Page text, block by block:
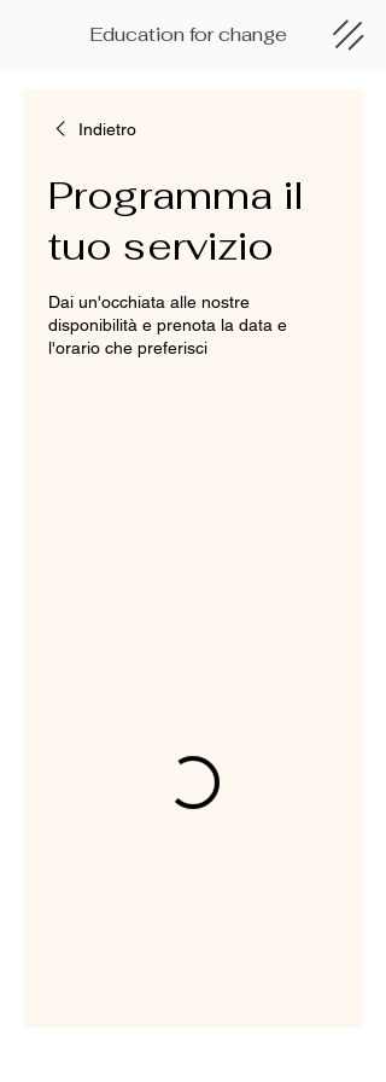
Education for change
Indietro
Programma il
tuo servizio
Dai un'occhiata alle nostre
disponibilità e prenota la data e
l'orario che preferisci